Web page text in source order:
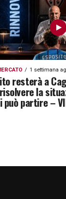
1 settimana
resterà a
la
può partire –